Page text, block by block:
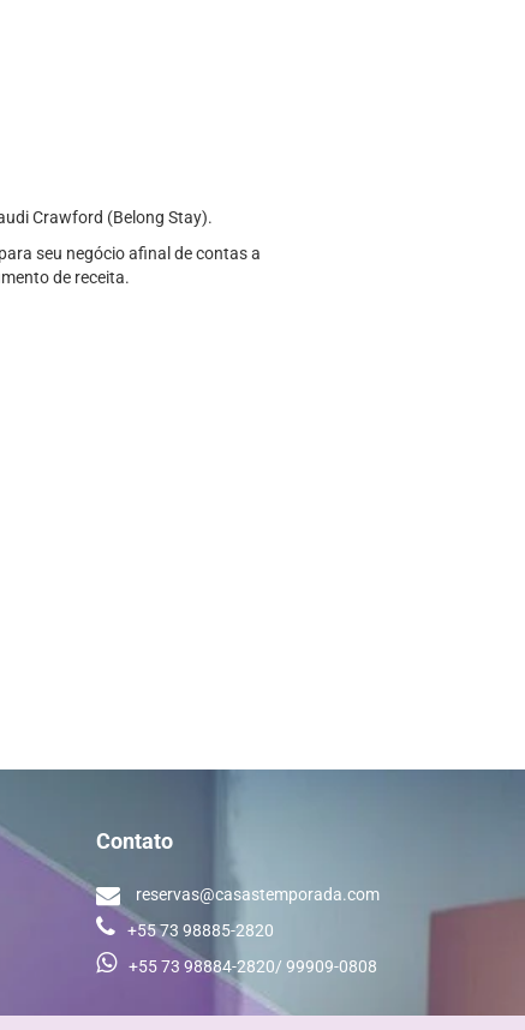
Crawford (Belong Stay).
seu negócio afinal de contas a
de receita.
Contato
reservas@casastemporada.com
+55 73 98885-2820
+55 73 98884-2820/ 99909-0808